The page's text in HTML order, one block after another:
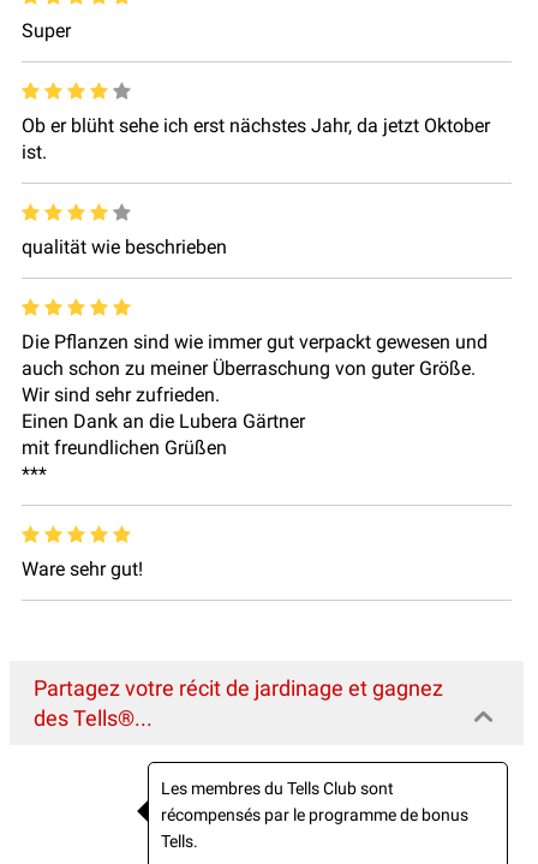
Super
Ob er blüht sehe ich erst nächstes Jahr, da jetzt Oktober
ist.
qualität wie beschrieben
Die Pflanzen sind wie immer gut verpackt gewesen und
auch schon zu meiner Überraschung von guter Größe.
Wir sind sehr zufrieden.
Einen Dank an die Lubera Gärtner
mit freundlichen Grüßen
***
Ware sehr gut!
Partagez votre récit de jardinage et gagnez
des Tells®...
Les membres du Tells Club sont
récompensés par le programme de bonus
Tells.